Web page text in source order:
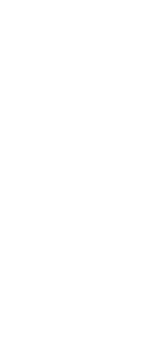
sie jeden
wenn sie ihre
sie